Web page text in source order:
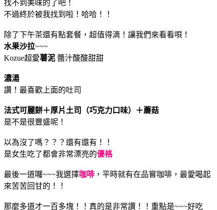
找不到美味的了吧！
不過終於被我找到啦！哈哈！！
除了下午茶還有點套餐，超值得滴！讓我們來看看唄！
水果沙拉~~~
Kozue超愛薯泥 醬汁酸酸甜甜
濃湯
讚！最喜歡上面的吐司
法式可麗餅＋厚片土司（巧克力口味）＋蘑菇
是不是很豐盛呢！
以為沒了嗎？？？還有還有！！
是女生吃了都會非常漂亮的優格
最後一道囉~~~我選擇咖啡 ，平時就有在品嘗咖啡，最愛喝起
來苦苦回甘的！！
那麼多道才一百多塊！！真的是非常讚！！重點是~~~好吃